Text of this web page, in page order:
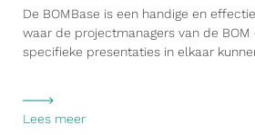
De BOMBase is een handige en
waar de projectmanagers van de BOM
specifieke presentaties in elkaar
Lees meer